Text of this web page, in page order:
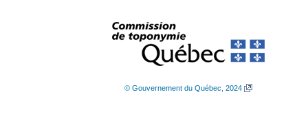
© Gouvernement du Québec, 2024